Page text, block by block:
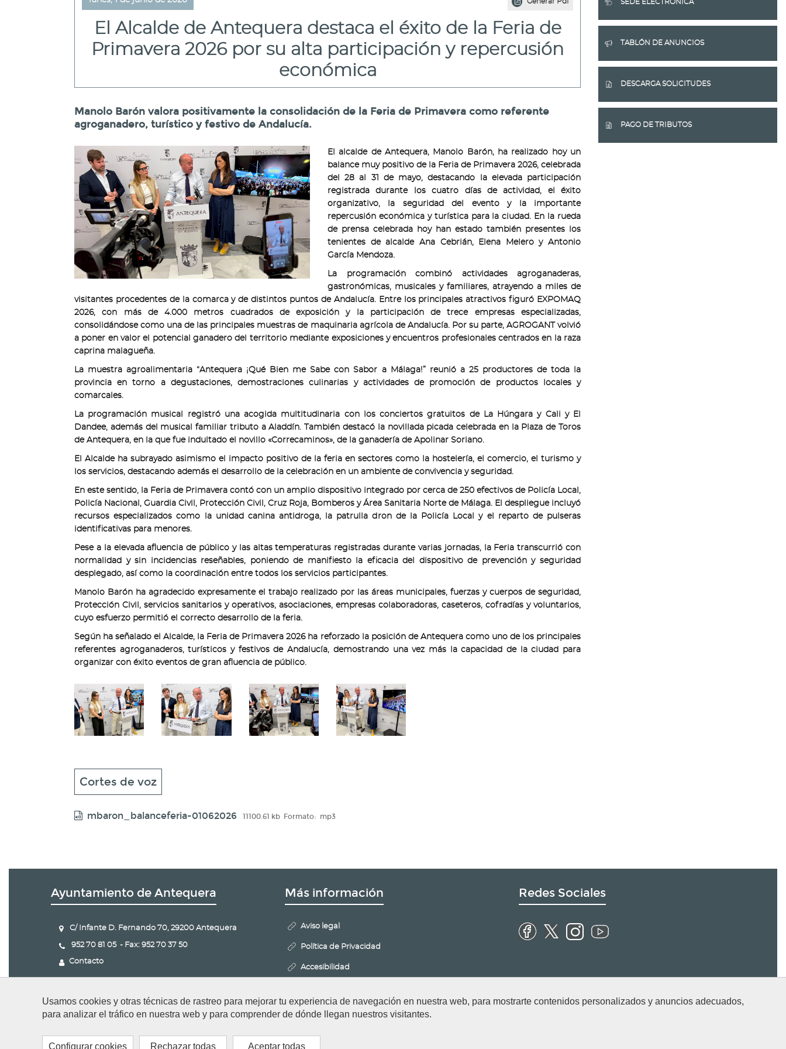
Usamos cookies y otras técnicas de rastreo para mejorar tu experiencia de navegación en nuestra web, para mostrarte contenidos personalizados y anuncios adecuados,
para analizar el tráfico en nuestra web y para comprender de dónde llegan nuestros visitantes.
Configurar cookies Rechazar todas Aceptar todas
El Alcalde de Antequera destaca el éxito de la Feria de
Primavera 2026 por su alta participación y repercusión
económica
Manolo Barón valora positivamente la consolidación de la Feria de Primavera como referente
agroganadero, turístico y festivo de Andalucía.
El alcalde de Antequera, Manolo Barón, ha realizado hoy un
balance muy positivo de la Feria de Primavera 2026, celebrada
del 28 al 31 de mayo, destacando la elevada participación
registrada durante los cuatro días de actividad, el éxito
organizativo, la seguridad del evento y la importante
repercusión económica y turística para la ciudad. En la rueda
de prensa celebrada hoy han estado también presentes los
tenientes de alcalde Ana Cebrián, Elena Melero y Antonio
García Mendoza.
La programación combinó actividades agroganaderas,
gastronómicas, musicales y familiares, atrayendo a miles de
visitantes procedentes de la comarca y de distintos puntos de Andalucía. Entre los principales atractivos figuró EXPOMAQ
2026, con más de 4.000 metros cuadrados de exposición y la participación de trece empresas especializadas,
consolidándose como una de las principales muestras de maquinaria agrícola de Andalucía. Por su parte, AGROGANT volvió
a poner en valor el potencial ganadero del territorio mediante exposiciones y encuentros profesionales centrados en la raza
caprina malagueña.
La muestra agroalimentaria “Antequera ¡Qué Bien me Sabe con Sabor a Málaga!” reunió a 25 productores de toda la
provincia en torno a degustaciones, demostraciones culinarias y actividades de promoción de productos locales y
comarcales.
La programación musical registró una acogida multitudinaria con los conciertos gratuitos de La Húngara y Cali y El
Dandee, además del musical familiar tributo a Aladdín. También destacó la novillada picada celebrada en la Plaza de Toros
de Antequera, en la que fue indultado el novillo «Correcaminos», de la ganadería de Apolinar Soriano.
El Alcalde ha subrayado asimismo el impacto positivo de la feria en sectores como la hostelería, el comercio, el turismo y
los servicios, destacando además el desarrollo de la celebración en un ambiente de convivencia y seguridad.
En este sentido, la Feria de Primavera contó con un amplio dispositivo integrado por cerca de 250 efectivos de Policía Local,
Policía Nacional, Guardia Civil, Protección Civil, Cruz Roja, Bomberos y Área Sanitaria Norte de Málaga. El despliegue incluyó
recursos especializados como la unidad canina antidroga, la patrulla dron de la Policía Local y el reparto de pulseras
identificativas para menores.
Pese a la elevada afluencia de público y las altas temperaturas registradas durante varias jornadas, la Feria transcurrió con
normalidad y sin incidencias reseñables, poniendo de manifiesto la eficacia del dispositivo de prevención y seguridad
desplegado, así como la coordinación entre todos los servicios participantes.
Manolo Barón ha agradecido expresamente el trabajo realizado por las áreas municipales, fuerzas y cuerpos de seguridad,
Protección Civil, servicios sanitarios y operativos, asociaciones, empresas colaboradoras, caseteros, cofradías y voluntarios,
cuyo esfuerzo permitió el correcto desarrollo de la feria.
Según ha señalado el Alcalde, la Feria de Primavera 2026 ha reforzado la posición de Antequera como uno de los principales
referentes agroganaderos, turísticos y festivos de Andalucía, demostrando una vez más la capacidad de la ciudad para
organizar con éxito eventos de gran afluencia de público.
Cortes de voz
mbaron_balanceferia-01062026 11100.61 kb Formato: mp3
SEDE ELECTRÓNICA
TABLÓN DE ANUNCIOS
DESCARGA SOLICITUDES
PAGO DE TRIBUTOS
Ayuntamiento de Antequera
C/ Infante D. Fernando 70, 29200 Antequera
952 70 81 05 - Fax: 952 70 37 50
Contacto
Más información
Aviso legal
Política de Privacidad
Accesibilidad
Politica de Cookies
Redes Sociales